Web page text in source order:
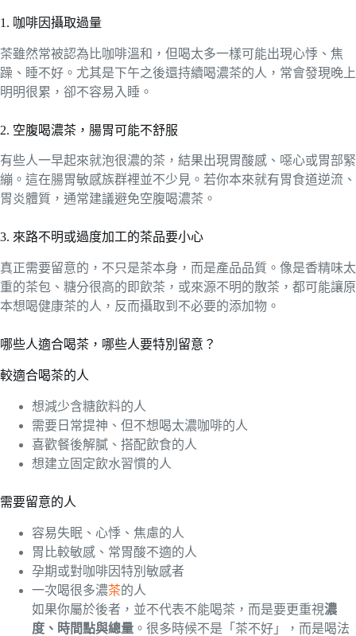
1. 咖啡因攝取過量
茶雖然常被認為比咖啡溫和，但喝太多一樣可能出現心悸、焦
躁、睡不好。尤其是下午之後還持續喝濃茶的人，常會發現晚上
明明很累，卻不容易入睡。
2. 空腹喝濃茶，腸胃可能不舒服
有些人一早起來就泡很濃的茶，結果出現胃酸感、噁心或胃部緊
繃。這在腸胃敏感族群裡並不少見。若你本來就有胃食道逆流、
胃炎體質，通常建議避免空腹喝濃茶。
3. 來路不明或過度加工的茶品要小心
真正需要留意的，不只是茶本身，而是產品品質。像是香精味太
重的茶包、糖分很高的即飲茶，或來源不明的散茶，都可能讓原
本想喝健康茶的人，反而攝取到不必要的添加物。
哪些人適合喝茶，哪些人要特別留意？
較適合喝茶的人
想減少含糖飲料的人
需要日常提神、但不想喝太濃咖啡的人
喜歡餐後解膩、搭配飲食的人
想建立固定飲水習慣的人
需要留意的人
容易失眠、心悸、焦慮的人
胃比較敏感、常胃酸不適的人
孕期或對咖啡因特別敏感者
一次喝很多濃茶的人
如果你屬於後者，並不代表不能喝茶，而是要更重視濃
度、時間點與總量 。很多時候不是「茶不好」，而是喝法